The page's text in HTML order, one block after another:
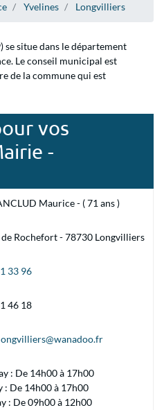
Yvelines Longvilliers
se situe dans le département
Le conseil municipal est
de la commune qui est
vos
-
Maurice - ( 71 ans )
Rochefort - 78730 Longvilliers
33 96
46 18
: De 14h00 à 17h00
: De 14h00 à 17h00
: De 09h00 à 12h00